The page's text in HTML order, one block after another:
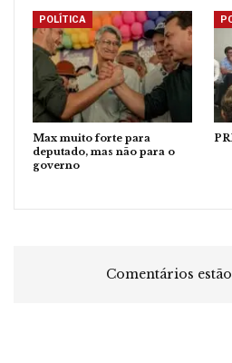
POLÍTICA
Max muito forte para
deputado, mas não para o
governo
Comentários